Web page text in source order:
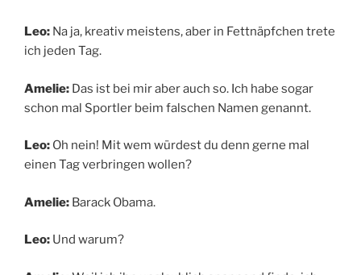
Leo: Na ja, kreativ meistens, aber in Fettnäpfchen trete
ich jeden Tag.
Amelie: Das ist bei mir aber auch so. Ich habe sogar
schon mal Sportler beim falschen Namen genannt.
Leo: Oh nein! Mit wem würdest du denn gerne mal
einen Tag verbringen wollen?
Amelie: Barack Obama.
Leo: Und warum?